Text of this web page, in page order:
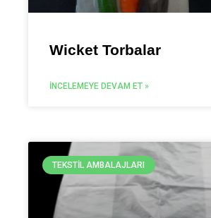
Wicket Torbalar
İNCELEMEYE DEVAM ET »
TEKSTIL AMBALAJLARI